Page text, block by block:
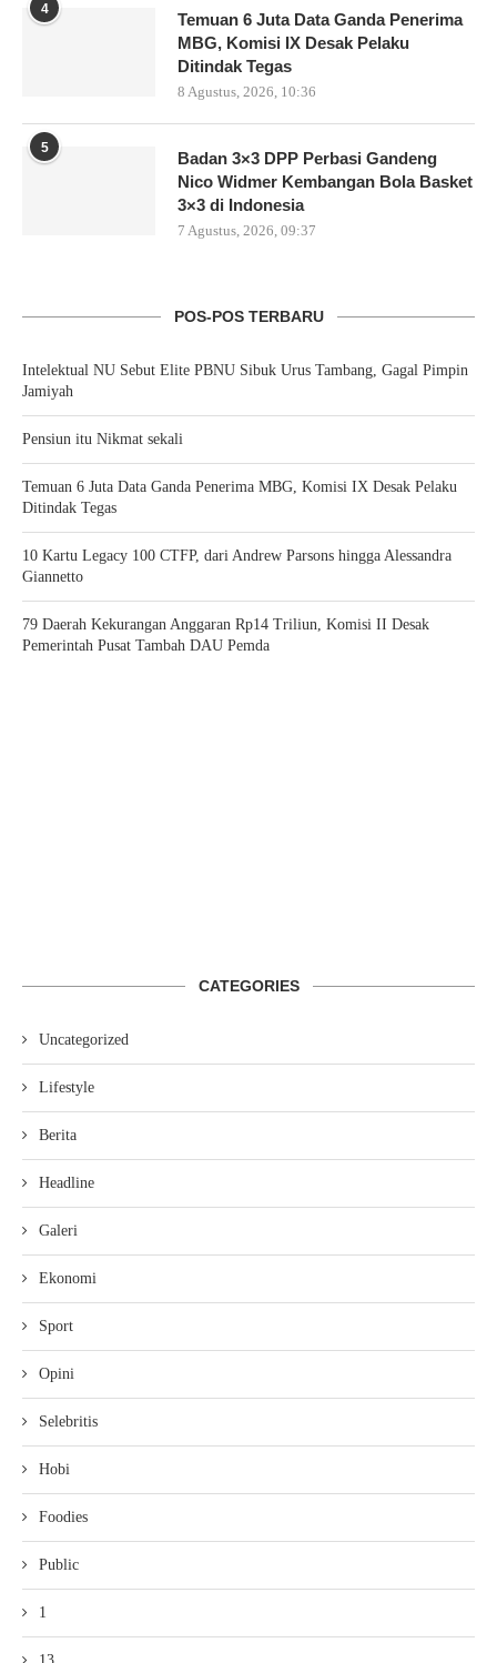
4
Temuan 6 Juta Data Ganda Penerima
MBG, Komisi IX Desak Pelaku
Ditindak Tegas
8 Agustus, 2026, 10:36
5
Badan 3×3 DPP Perbasi Gandeng
Nico Widmer Kembangan Bola Basket
3×3 di Indonesia
7 Agustus, 2026, 09:37
POS-POS TERBARU
Intelektual NU Sebut Elite PBNU Sibuk Urus Tambang, Gagal Pimpin
Jamiyah
Pensiun itu Nikmat sekali
Temuan 6 Juta Data Ganda Penerima MBG, Komisi IX Desak Pelaku
Ditindak Tegas
10 Kartu Legacy 100 CTFP, dari Andrew Parsons hingga Alessandra
Giannetto
79 Daerah Kekurangan Anggaran Rp14 Triliun, Komisi II Desak
Pemerintah Pusat Tambah DAU Pemda
CATEGORIES
Uncategorized
Lifestyle
Berita
Headline
Galeri
Ekonomi
Sport
Opini
Selebritis
Hobi
Foodies
Public
1